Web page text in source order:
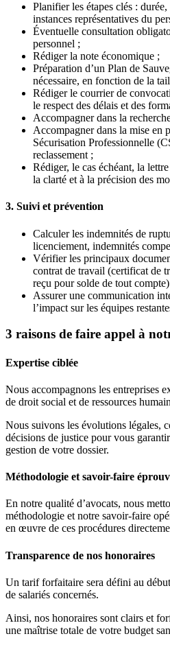
Planifier les étapes clés :
instances représentatives du
Éventuelle consultation
personnel ;
Rédiger la note économique ;
Préparation d’un Plan de
nécessaire, en fonction de la
Rédiger le courrier de
le respect des délais et des
Accompagner dans la
Accompagner dans la mise en
Sécurisation Professionnelle
reclassement ;
Rédiger, le cas échéant, la
la clarté et à la précision des
3. Suivi et prévention
Calculer les indemnités de
licenciement, indemnités
Vérifier les principaux
contrat de travail (certificat de
reçu pour solde de tout compte)
Assurer une communication
l’impact sur les équipes
3 raisons de faire appel à
Expertise ciblée
Nous accompagnons les entreprises
de droit social et de ressources
Nous suivons les évolutions légales,
décisions de justice pour vous
gestion de votre dossier.
Méthodologie et savoir-faire
En notre qualité d’avocats, nous
méthodologie et notre savoir-faire
en œuvre de ces procédures
Transparence de nos honoraires
Un tarif forfaitaire sera défini au
de salariés concernés.
Ainsi, nos honoraires sont clairs et
une maîtrise totale de votre budget